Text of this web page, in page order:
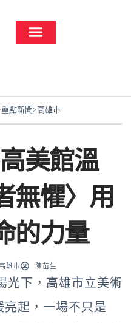
重點新聞>高雄市
美館溫
無懼〉用
的力量
雄市 陳苗生
光下，高雄市立美術
起，一場不只是